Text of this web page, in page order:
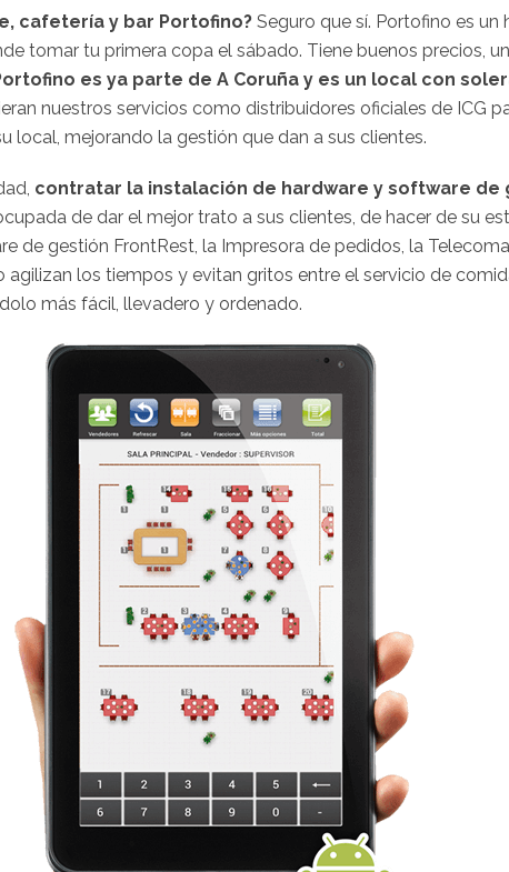
cafetería y bar Portofino? Seguro que sí. Portofino es un
tomar tu primera copa el sábado. Tiene buenos precios,
es ya parte de A Coruña y es un local con
nuestros servicios como distribuidores oficiales de ICG
local, mejorando la gestión que dan a sus clientes.
contratar la instalación de hardware y software de
de dar el mejor trato a sus clientes, de hacer de su
de gestión FrontRest, la Impresora de pedidos, la
agilizan los tiempos y evitan gritos entre el servicio de
más fácil, llevadero y ordenado.